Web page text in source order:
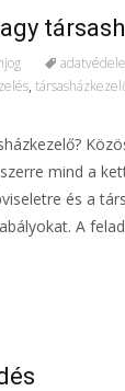
,
mind a
és a
A